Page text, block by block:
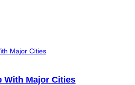
With Major Cities